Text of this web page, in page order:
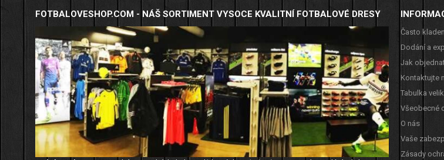
FOTBALOVESHOP.COM - NÁŠ SORTIMENT VYSOCE KVALITNÍ FOTBALOVÉ DRESY
Často
Dodání a
Jak
Kontaktujte
Tabulka
Všeobecné
O nás
Vaše
Zásady